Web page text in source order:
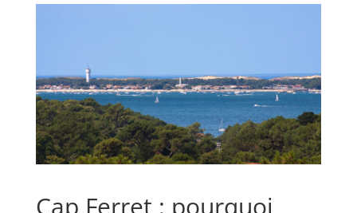
Cap Ferret : pourquoi